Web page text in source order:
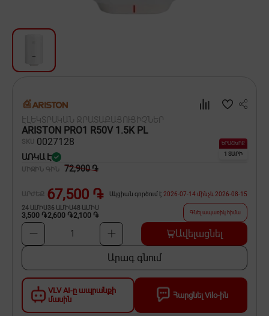
Ինքնագնացներ և ինքնագլորներ
VLV AI-ը ապրանքի
մասին
Հարցնել Vilo-ին
ԷԼԵԿՏՐԱԿԱՆ ՋՐԱՏԱՔԱՑՈՒՑԻՉՆԵՐ
ARISTON PRO1 R50V 1.5K PL
SKU 0027128
ԱՌԿԱ Է
ԵՐԱՇԽԻՔ
1 ՏԱՐԻ
ՄԻՋԻՆ ԳԻՆ 72,900 ֏
ԱՐԺԵՔ 67,500 ֏ Ակցիան գործում է2026-07-14մինչև2026-08-15
24 ԱՄԻՍ
3,500 ֏
36 ԱՄԻՍ
2,600 ֏
48 ԱՄԻՍ
2,100 ֏ Գնել ապառիկ հիմա
1 Ավելացնել
Արագ գնում